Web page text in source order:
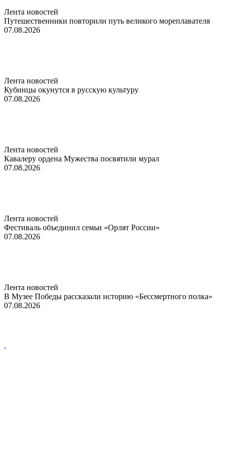
Лента новостей
Путешественники повторили путь великого мореплавателя
07.08.2026
Лента новостей
Кубинцы окунутся в русскую культуру
07.08.2026
Лента новостей
Кавалеру ордена Мужества посвятили мурал
07.08.2026
Лента новостей
Фестиваль объединил семьи «Орлят России»
07.08.2026
Лента новостей
В Музее Победы рассказали историю «Бессмертного полка»
07.08.2026